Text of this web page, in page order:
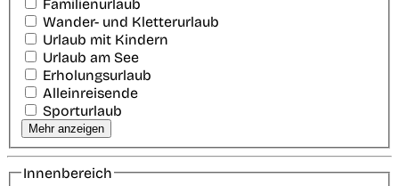
Familienurlaub
Wander- und Kletterurlaub
Urlaub mit Kindern
Urlaub am See
Erholungsurlaub
Alleinreisende
Sporturlaub
Mehr anzeigen
Innenbereich